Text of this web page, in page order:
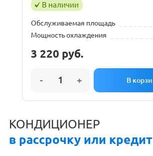
В наличии
Обслуживаемая площадь
Мощность охлаждения
3 220 руб.
КОНДИЦИОНЕР
в рассрочку или кредит